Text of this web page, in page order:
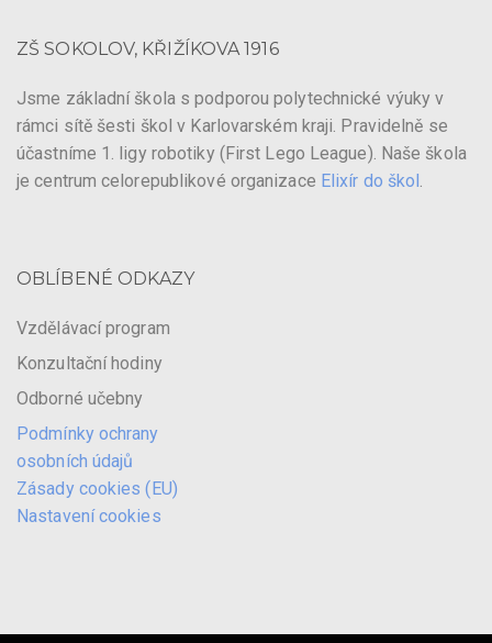
ZŠ SOKOLOV, KŘIŽÍKOVA 1916
Jsme základní škola s podporou polytechnické výuky v
rámci sítě šesti škol v Karlovarském kraji. Pravidelně se
účastníme 1. ligy robotiky (First Lego League). Naše škola
je centrum celorepublikové organizace Elixír do škol .
OBLÍBENÉ ODKAZY
Vzdělávací program
Konzultační hodiny
Odborné učebny
Podmínky ochrany
osobních údajů
Zásady cookies (EU)
Nastavení cookies